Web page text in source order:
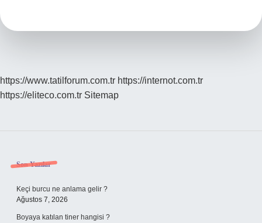
https://www.tatilforum.com.tr https://internot.com.tr
https://eliteco.com.tr Sitemap
Sidebar
Son Yazılar
Keçi burcu ne anlama gelir ?
Ağustos 7, 2026
Boyaya katılan tiner hangisi ?